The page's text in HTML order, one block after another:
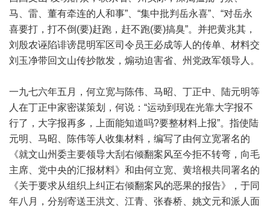
马、雷、董有牵连的人和事”、“集中批判岳永喜”、“对岳永
喜要打，打不倒(要)赶跑，赶不跑(要)搞臭”。并把黄兆其，
刘殷农诬陷诽谤昆明军区司令员王必成等人的传单、材料交
刘玉净带回文山传抄散发，煽动迫害省、州党政军领导人。
一九七六年五月，何立宽与陈伟、马昭、丁正中、陆元明等
人在丁正中家密谋策划，何说：“运动到现在光靠大字报不
行了，大字报再多，上面能知道吗?要整材料上报”。指使陆
元明、马昭、陈伟等人收集材料，编写了由何立宽署名的
《就文山州委主要领导大刮右倾翻案风至今拒不转弯，向毛
主席、党中央的汇报材料》和由何立宽、黄培根共同署名的
《关于要求从组织上纠正右倾翻案风的恶果的报告》，于同
年八月，分别寄送王洪文、江青、张春桥、姚文元和派人面